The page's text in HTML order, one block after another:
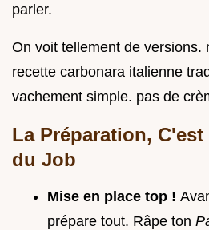
parler.
On voit tellement de versions.
recette carbonara italienne
vachement simple. pas de
La Préparation,
du Job
Mise en place top !
prépare tout. Râpe ton